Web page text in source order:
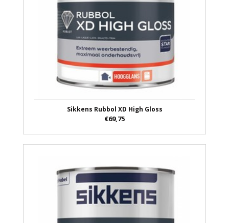
Sikkens Rubbol XD High Gloss
€69,75